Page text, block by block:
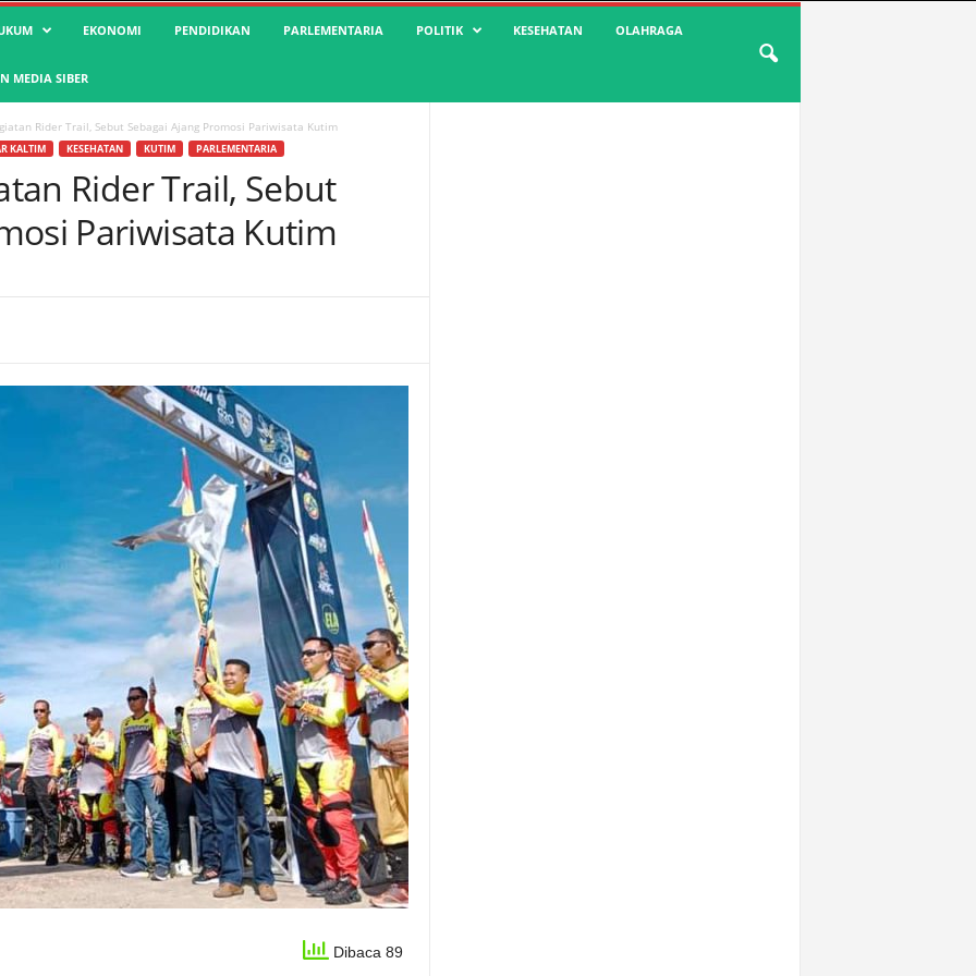
EKONOMI PENDIDIKAN PARLEMENTARIA POLITIK KESEHATAN OLAHRAGA
MEDIA SIBER
Rider Trail, Sebut Sebagai Ajang Promosi Pariwisata Kutim
KALTIM KESEHATAN KUTIM PARLEMENTARIA
Rider Trail, Sebut
Pariwisata Kutim
Dibaca 89